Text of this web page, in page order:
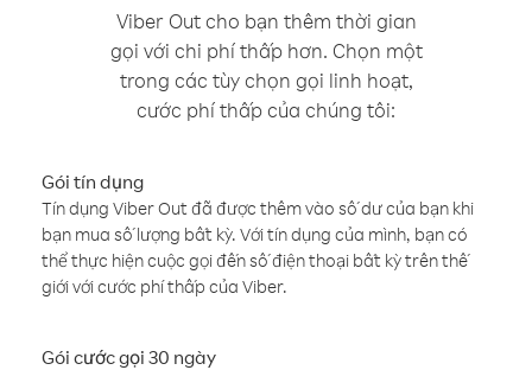
Viber Out cho bạn thêm thời gian
gọi với chi phí thấp hơn. Chọn một
trong các tùy chọn gọi linh hoạt,
cước phí thấp của chúng tôi:
Gói tín dụng
Tín dụng Viber Out đã được thêm vào số dư của bạn khi
bạn mua số lượng bất kỳ. Với tín dụng của mình, bạn có
thể thực hiện cuộc gọi đến số điện thoại bất kỳ trên thế
giới với cước phí thấp của Viber.
Gói cước gọi 30 ngày